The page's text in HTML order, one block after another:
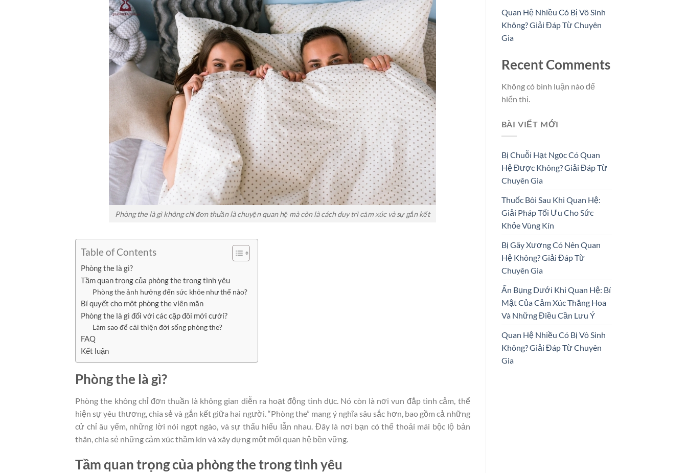
Phòng the là gì không chỉ đơn thuần là chuyện quan hệ mà còn là cách duy trì cảm xúc và sự gắn kết
Table of Contents
Phòng the là gì?
Tầm quan trọng của phòng the trong tình yêu
Phòng the ảnh hưởng đến sức khỏe như thế nào?
Bí quyết cho một phòng the viên mãn
Phòng the là gì đối với các cặp đôi mới cưới?
Làm sao để cải thiện đời sống phòng the?
FAQ
Kết luận
Phòng the là gì?
Phòng the không chỉ đơn thuần là không gian diễn ra hoạt động tình dục. Nó còn là nơi vun đắp tình cảm, thể
hiện sự yêu thương, chia sẻ và gắn kết giữa hai người. “Phòng the” mang ý nghĩa sâu sắc hơn, bao gồm cả những
cử chỉ âu yếm, những lời nói ngọt ngào, và sự thấu hiểu lẫn nhau. Đây là nơi bạn có thể thoải mái bộc lộ bản
thân, chia sẻ những cảm xúc thầm kín và xây dựng một mối quan hệ bền vững.
Tầm quan trọng của phòng the trong tình yêu
Quan Hệ Nhiều Có Bị Vô Sinh
Không? Giải Đáp Từ Chuyên
Gia
Recent Comments
Không có bình luận nào để
hiển thị.
BÀI VIẾT MỚI
Bị Chuỗi Hạt Ngọc Có Quan
Hệ Được Không? Giải Đáp Từ
Chuyên Gia
Thuốc Bôi Sau Khi Quan Hệ:
Giải Pháp Tối Ưu Cho Sức
Khỏe Vùng Kín
Bị Gãy Xương Có Nên Quan
Hệ Không? Giải Đáp Từ
Chuyên Gia
Ấn Bụng Dưới Khi Quan Hệ: Bí
Mật Của Cảm Xúc Thăng Hoa
Và Những Điều Cần Lưu Ý
Quan Hệ Nhiều Có Bị Vô Sinh
Không? Giải Đáp Từ Chuyên
Gia